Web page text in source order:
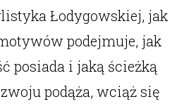
Łodygowskiej, jak
podejmuje, jak
posiada i jaką ścieżką
podąża, wciąż się